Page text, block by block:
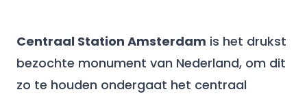
Centraal Station Amsterdam is het drukst
bezochte monument van Nederland, om dit
zo te houden ondergaat het centraal